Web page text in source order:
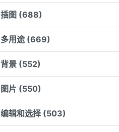
插图 (688)
多用途 (669)
背景 (552)
图片 (550)
编辑和选择 (503)